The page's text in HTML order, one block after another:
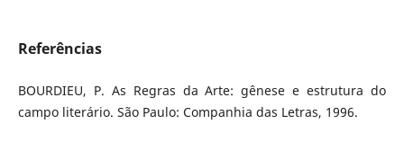
Referências
BOURDIEU, P. As Regras da Arte: gênese e estrutura do
campo literário. São Paulo: Companhia das Letras, 1996.